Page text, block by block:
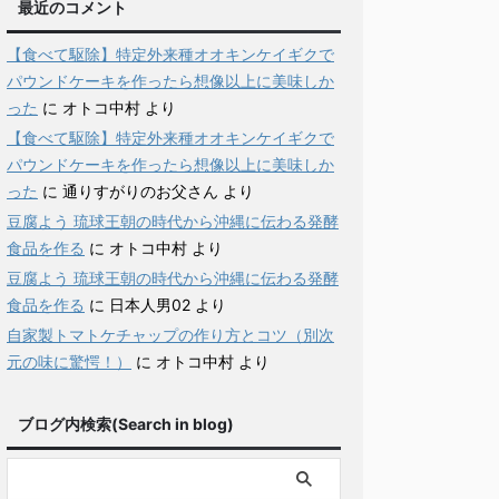
最近のコメント
【食べて駆除】特定外来種オオキンケイギクで
パウンドケーキを作ったら想像以上に美味しか
った に オトコ中村 より
【食べて駆除】特定外来種オオキンケイギクで
パウンドケーキを作ったら想像以上に美味しか
った に 通りすがりのお父さん より
豆腐よう 琉球王朝の時代から沖縄に伝わる発酵
食品を作る に オトコ中村 より
豆腐よう 琉球王朝の時代から沖縄に伝わる発酵
食品を作る に 日本人男02 より
自家製トマトケチャップの作り方とコツ（別次
元の味に驚愕！）
に オトコ中村 より
ブログ内検索(Search in blog)